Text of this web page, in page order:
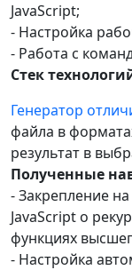
JavaScript;
- Настройка
- Работа с
Стек
Генератор
файла в
результат в
Полученные
- Закрепление
JavaScript о
функциях
- Настройка